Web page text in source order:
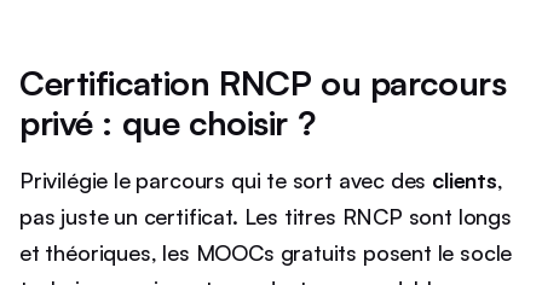
Certification RNCP ou parcours
privé : que choisir ?
Privilégie le parcours qui te sort avec des clients,
pas juste un certificat. Les titres RNCP sont longs
et théoriques, les MOOCs gratuits posent le socle